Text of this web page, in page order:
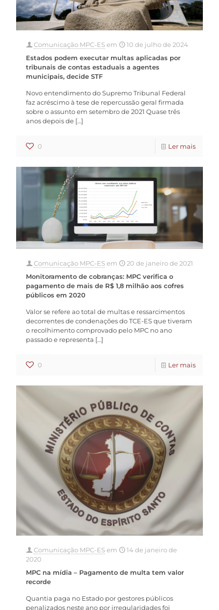
Comunicação MPC-ESem
10 de julho de 2024
Estados podem executar multas aplicadas por
tribunais de contas estaduais a agentes
municipais, decide STF
Novo entendimento do Supremo Tribunal Federal
faz acréscimo à tese de repercussão geral firmada
sobre o assunto em setembro de 2021 Quase três
anos depois de […]
0 Ler mais
Comunicação MPC-ESem
20 de janeiro de 2021
Monitoramento de cobranças: MPC verifica o
pagamento de mais de R$ 1,8 milhão aos cofres
públicos em 2020
Valor se refere ao total de multas e ressarcimentos
decorrentes de condenações do TCE-ES que tiveram
o recolhimento comprovado pelo MPC no ano
passado e representa […]
0 Ler mais
Comunicação MPC-ESem
14 de janeiro de
2020
MPC na mídia – Pagamento de multa tem valor
recorde
Quantia paga no Estado por gestores públicos
penalizados neste ano por irregularidades foi